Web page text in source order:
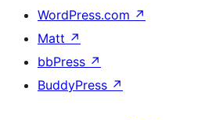
WordPress.com ↗
Matt ↗
bbPress ↗
BuddyPress ↗